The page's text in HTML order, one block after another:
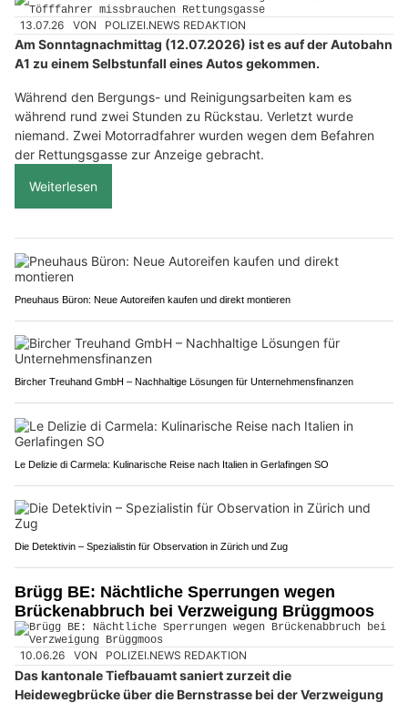
13.07.26 VON POLIZEI.NEWS REDAKTION
Am Sonntagnachmittag (12.07.2026) ist es auf der Autobahn
A1 zu einem Selbstunfall eines Autos gekommen.
Während den Bergungs- und Reinigungsarbeiten kam es
während rund zwei Stunden zu Rückstau. Verletzt wurde
niemand. Zwei Motorradfahrer wurden wegen dem Befahren
der Rettungsgasse zur Anzeige gebracht.
Weiterlesen
Pneuhaus Büron: Neue Autoreifen kaufen und direkt montieren
Bircher Treuhand GmbH – Nachhaltige Lösungen für Unternehmensfinanzen
Le Delizie di Carmela: Kulinarische Reise nach Italien in Gerlafingen SO
Die Detektivin – Spezialistin für Observation in Zürich und Zug
Brügg BE: Nächtliche Sperrungen wegen
Brückenabbruch bei Verzweigung Brüggmoos
10.06.26 VON POLIZEI.NEWS REDAKTION
Das kantonale Tiefbauamt saniert zurzeit die
Heidewegbrücke über die Bernstrasse bei der Verzweigung